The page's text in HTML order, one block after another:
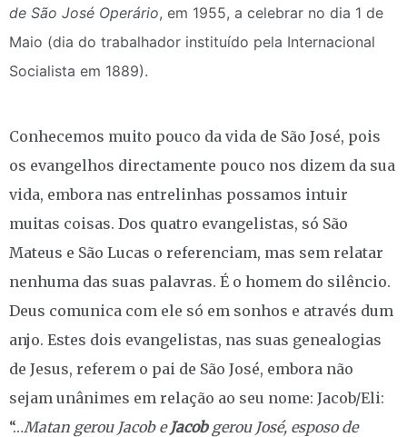
de São José Operário, em 1955, a celebrar no dia 1 de
Maio (dia do trabalhador instituído pela Internacional
Socialista em 1889).
Conhecemos muito pouco da vida de São José, pois
os evangelhos directamente pouco nos dizem da sua
vida, embora nas entrelinhas possamos intuir
muitas coisas. Dos quatro evangelistas, só São
Mateus e São Lucas o referenciam, mas sem relatar
nenhuma das suas palavras. É o homem do silêncio.
Deus comunica com ele só em sonhos e através dum
anjo. Estes dois evangelistas, nas suas genealogias
de Jesus, referem o pai de São José, embora não
sejam unânimes em relação ao seu nome: Jacob/Eli:
“…Matan gerou Jacob e Jacobgerou José, esposo de